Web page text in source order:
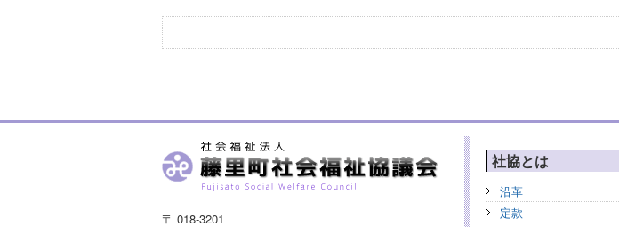
〒 018-3201
社協とは
沿革
定款